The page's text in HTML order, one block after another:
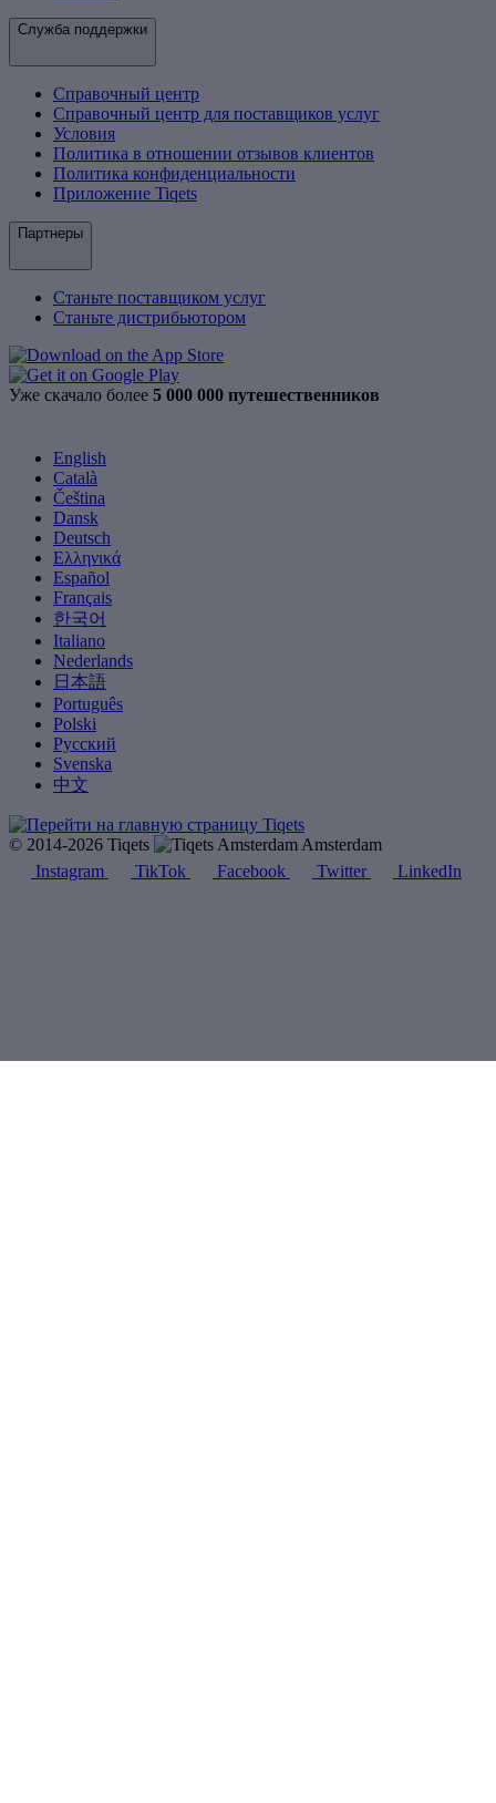
Служба поддержки
Справочный центр
Справочный центр для поставщиков услуг
Условия
Политика в отношении отзывов клиентов
Политика конфиденциальности
Приложение Tiqets
Партнеры
Станьте поставщиком услуг
Станьте дистрибьютором
Уже скачало более 5 000 000 путешественников
English
Català
Čeština
Dansk
Deutsch
Ελληνικά
Español
Français
한국어
Italiano
Nederlands
日本語
Português
Polski
Русский
Svenska
中文
© 2014-2026 Tiqets
Amsterdam
Instagram
TikTok Facebook Twitter LinkedIn